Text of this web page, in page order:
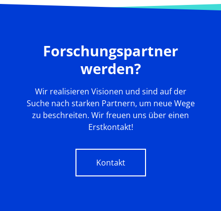
Forschungspartner
werden?
Wir realisieren Visionen und sind auf der
Suche nach starken Partnern, um neue Wege
zu beschreiten. Wir freuen uns über einen
Erstkontakt!
Kontakt